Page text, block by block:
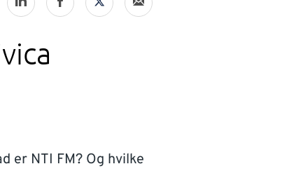
er NTI FM? Og hvilke